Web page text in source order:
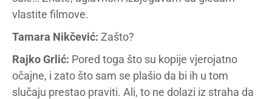
vlastite filmove.
Tamara Nikčević: Zašto?
Rajko Grlić: Pored toga što su kopije vjerojatno
očajne, i zato što sam se plašio da bi ih u tom
slučaju prestao praviti. Ali, to ne dolazi iz straha da